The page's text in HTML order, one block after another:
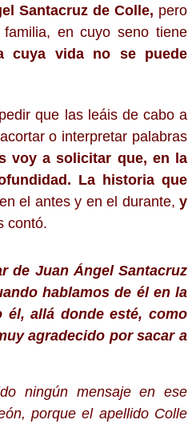
Santacruz de Colle, pero
en cuyo seno tiene
cuya vida no se puede
que las leáis de cabo a
o interpretar palabras
voy a solicitar que, en la
La historia que
el antes y en el durante, y
contó.
de Juan Ángel Santacruz
hablamos de él en la
él, allá donde esté, como
agradecido por sacar a
ningún mensaje en ese
porque el apellido Colle